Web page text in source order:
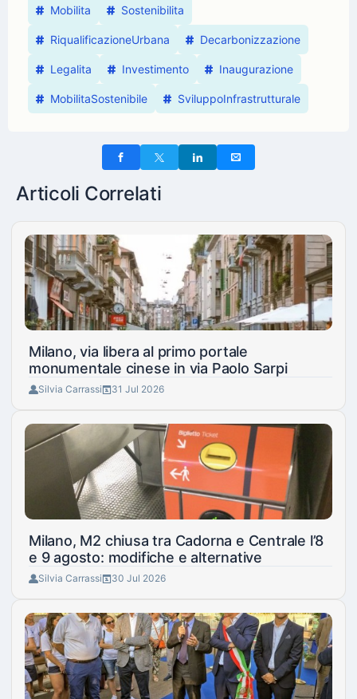
Mobilita Sostenibilita
RiqualificazioneUrbana Decarbonizzazione
Legalita Investimento Inaugurazione
MobilitaSostenibile SviluppoInfrastrutturale
Articoli Correlati
Milano, via libera al primo portale
monumentale cinese in via Paolo Sarpi
Silvia Carrassi 31 Jul 2026
Milano, M2 chiusa tra Cadorna e Centrale l’8
e 9 agosto: modifiche e alternative
Silvia Carrassi 30 Jul 2026